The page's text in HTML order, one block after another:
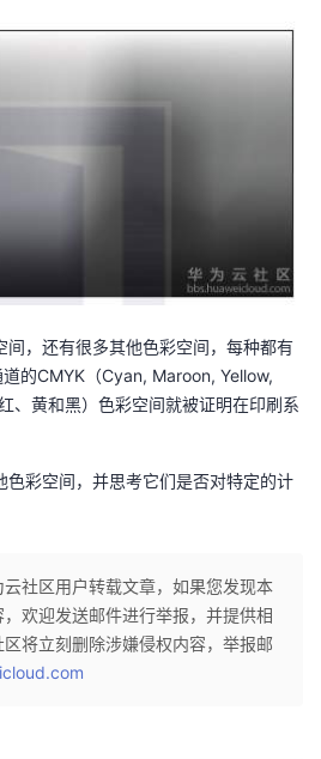
间，还有很多其他色彩空间，每种都有
的CMYK（Cyan, Maroon, Yellow,
、黄和黑）色彩空间就被证明在印刷系
色彩空间，并思考它们是否对特定的计
云社区用户转载文章，如果您发现本
欢迎发送邮件进行举报，并提供相
将立刻删除涉嫌侵权内容，举报邮